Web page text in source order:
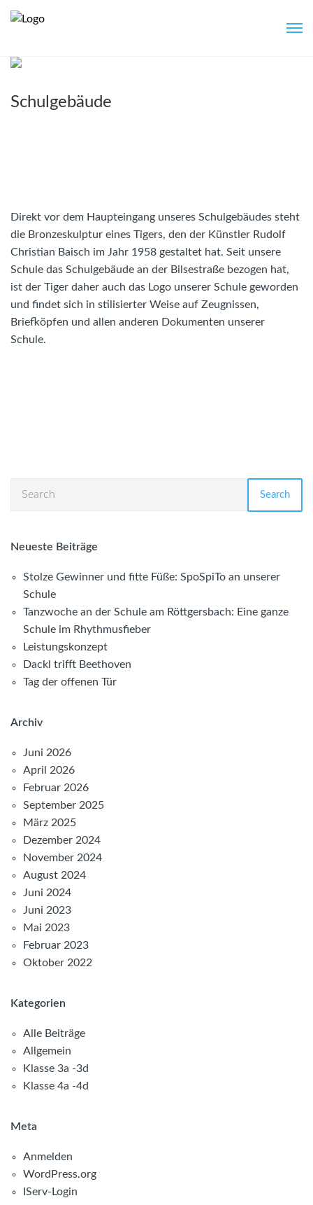
Schulgebäude
Direkt vor dem Haupteingang unseres Schulgebäudes steht
die Bronzeskulptur eines Tigers, den der Künstler Rudolf
Christian Baisch im Jahr 1958 gestaltet hat. Seit unsere
Schule das Schulgebäude an der Bilsestraße bezogen hat,
ist der Tiger daher auch das Logo unserer Schule geworden
und findet sich in stilisierter Weise auf Zeugnissen,
Briefköpfen und allen anderen Dokumenten unserer
Schule.
Search
Neueste Beiträge
Stolze Gewinner und fitte Füße: SpoSpiTo an unserer
Schule
Tanzwoche an der Schule am Röttgersbach: Eine ganze
Schule im Rhythmusfieber
Leistungskonzept
Dackl trifft Beethoven
Tag der offenen Tür
Archiv
Juni 2026
April 2026
Februar 2026
September 2025
März 2025
Dezember 2024
November 2024
August 2024
Juni 2024
Juni 2023
Mai 2023
Februar 2023
Oktober 2022
Kategorien
Alle Beiträge
Allgemein
Klasse 3a -3d
Klasse 4a -4d
Meta
Anmelden
WordPress.org
IServ-Login